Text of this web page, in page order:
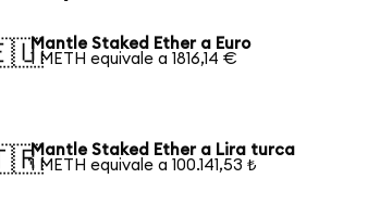
Mantle Staked Ether a Euro
1 METH equivale a 1816,14 €
Mantle Staked Ether a Lira turca
1 METH equivale a 100.141,53 ₺